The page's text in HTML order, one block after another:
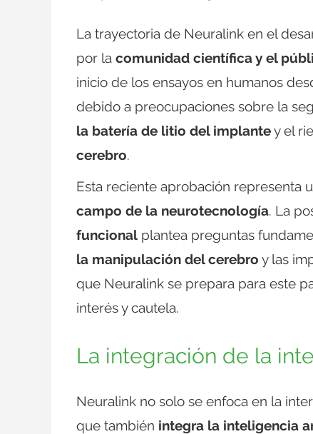
La trayectoria de Neuralink en el
por la comunidad científica y el
inicio de los ensayos en humanos
debido a preocupaciones sobre la
la batería de litio del implantey el
cerebro.
Esta reciente aprobación representa
campo de la neurotecnología. La
funcional plantea preguntas
la manipulación del cerebro y las
que Neuralink se prepara para este
interés y cautela.
La integración de la
Neuralink no solo se enfoca en la
que también integra la inteligencia